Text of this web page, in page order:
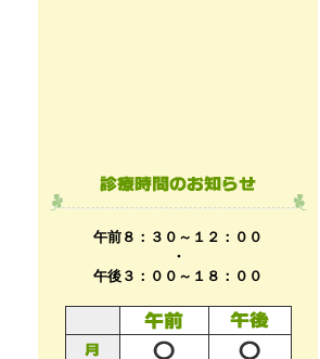
午前８：３０～１２：００
・
午後３：００～１８：００